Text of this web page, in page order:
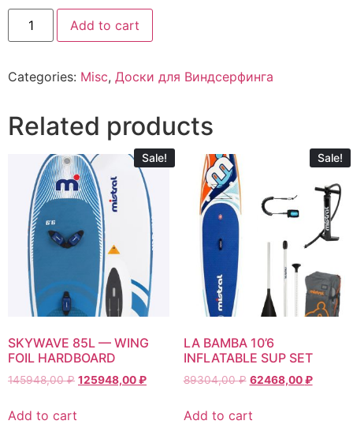
Add to cart
Categories: Misc, Доски для Виндсерфинга
Related products
Sale!
SKYWAVE 85L — WING
FOIL HARDBOARD
145948,00₽ 125948,00₽
Add to cart
Sale!
LA BAMBA 10’6
INFLATABLE SUP SET
89304,00₽ 62468,00₽
Add to cart